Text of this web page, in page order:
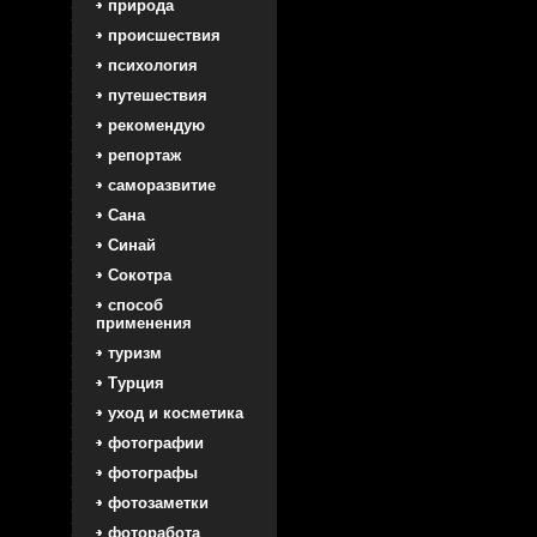
природа
происшествия
психология
путешествия
рекомендую
репортаж
саморазвитие
Сана
Синай
Сокотра
способ
применения
туризм
Турция
уход и косметика
фотографии
фотографы
фотозаметки
фоторабота